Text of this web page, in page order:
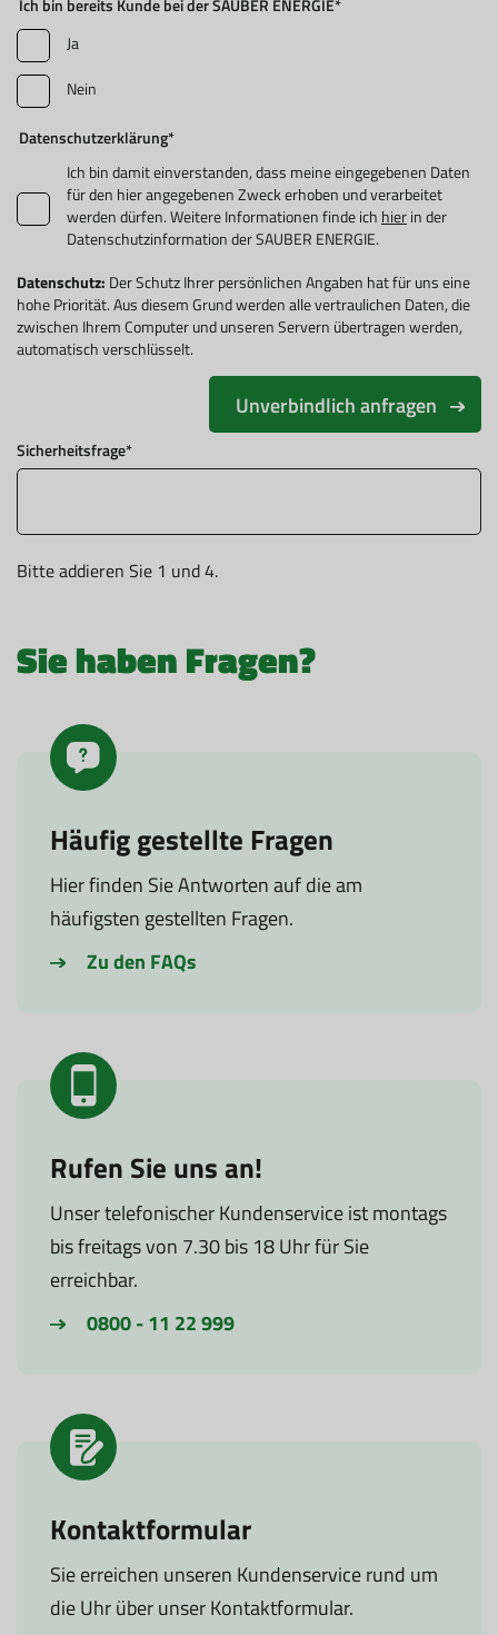
Ich bin bereits Kunde bei der SAUBER ENERGIE*
Ja
Nein
Datenschutzerklärung*
Ich bin damit einverstanden, dass meine eingegebenen Daten
für den hier angegebenen Zweck erhoben und verarbeitet
werden dürfen. Weitere Informationen finde ich hierin der
Datenschutzinformation der SAUBER ENERGIE.
Datenschutz: Der Schutz Ihrer persönlichen Angaben hat für uns eine
hohe Priorität. Aus diesem Grund werden alle vertraulichen Daten, die
zwischen Ihrem Computer und unseren Servern übertragen werden,
automatisch verschlüsselt.
Unverbindlich anfragen
Sicherheitsfrage*
Bitte addieren Sie 1 und 4.
Sie haben Fragen?
Häufig gestellte Fragen
Hier finden Sie Antworten auf die am
häufigsten gestellten Fragen.
Zu den FAQs
Rufen Sie uns an!
Unser telefonischer Kundenservice ist montags
bis freitags von 7.30 bis 18 Uhr für Sie
erreichbar.
0800 - 11 22 999
Kontaktformular
Sie erreichen unseren Kundenservice rund um
die Uhr über unser Kontaktformular.